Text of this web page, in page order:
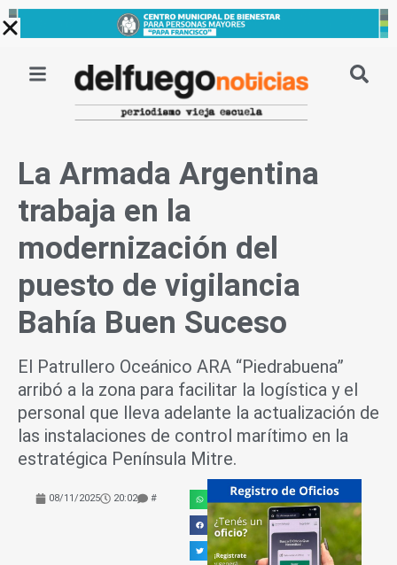
Ir
al
La Armada Argentina
trabaja en la
modernización del
puesto de vigilancia
Bahía Buen Suceso
El Patrullero Oceánico ARA “Piedrabuena”
arribó a la zona para facilitar la logística y el
personal que lleva adelante la actualización de
las instalaciones de control marítimo en la
estratégica Península Mitre.
08/11/2025 20:02 #